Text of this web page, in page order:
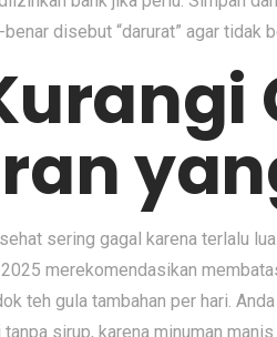
disebut “darurat” agar tidak
sering gagal karena terlalu
merekomendasikan
teh gula tambahan per hari.
sirup, karena minuman